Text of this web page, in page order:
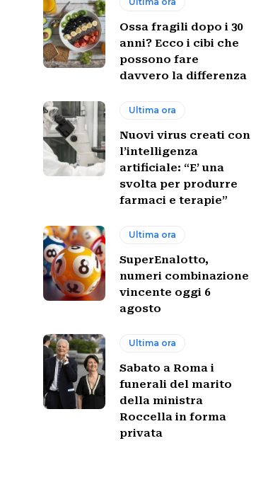
Ossa fragili dopo i 30
anni? Ecco i cibi che
possono fare
davvero la differenza
Ultima ora
Nuovi virus creati con
l’intelligenza
artificiale: “E’ una
svolta per produrre
farmaci e terapie”
Ultima ora
SuperEnalotto,
numeri combinazione
vincente oggi 6
agosto
Ultima ora
Sabato a Roma i
funerali del marito
della ministra
Roccella in forma
privata